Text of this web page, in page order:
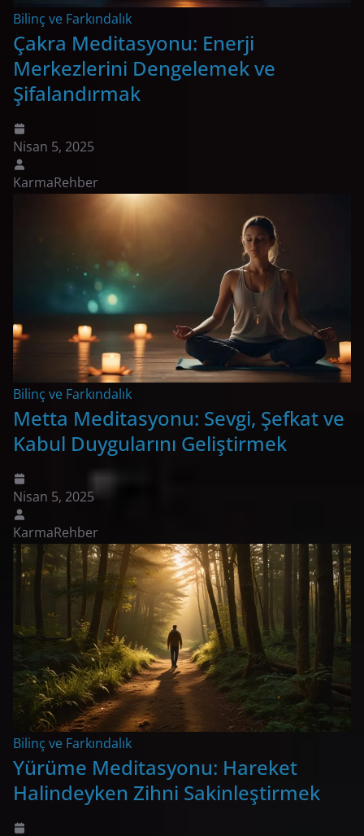
Bilinç ve Farkındalık
Çakra Meditasyonu: Enerji
Merkezlerini Dengelemek ve
Şifalandırmak
Nisan 5, 2025
KarmaRehber
Bilinç ve Farkındalık
Metta Meditasyonu: Sevgi, Şefkat ve
Kabul Duygularını Geliştirmek
Nisan 5, 2025
KarmaRehber
Bilinç ve Farkındalık
Yürüme Meditasyonu: Hareket
Halindeyken Zihni Sakinleştirmek